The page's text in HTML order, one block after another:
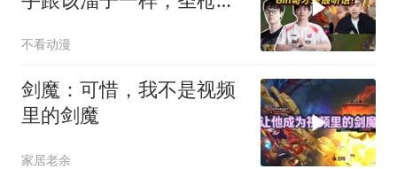
不看动漫
剑魔：可惜，我不是视频
里的剑魔
家居老余